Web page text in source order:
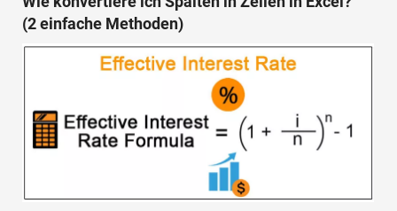
(2 einfache Methoden)